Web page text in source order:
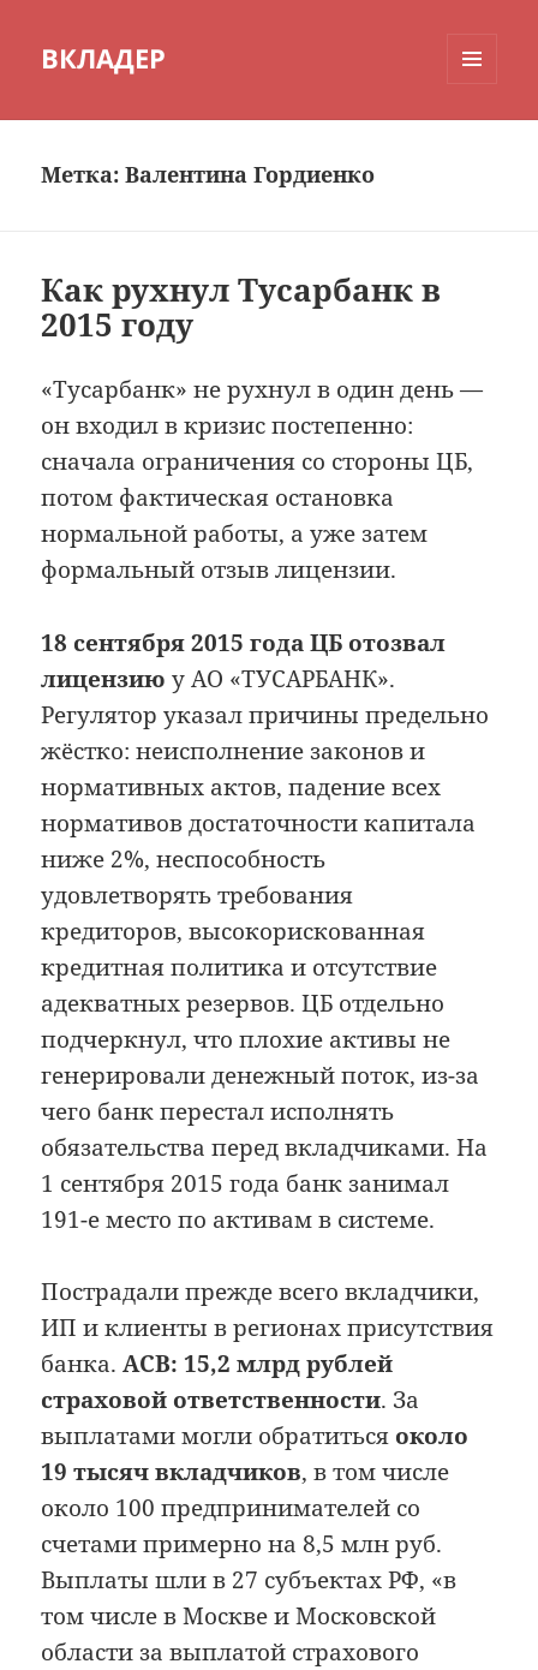
ВКЛАДЕР
Метка:Валентина Гордиенко
Как рухнул Тусарбанк в
2015 году
«Тусарбанк» не рухнул в один день —
он входил в кризис постепенно:
сначала ограничения со стороны ЦБ,
потом фактическая остановка
нормальной работы, а уже затем
формальный отзыв лицензии.
18 сентября 2015 года ЦБ отозвал
лицензию у АО «ТУСАРБАНК».
Регулятор указал причины предельно
жёстко: неисполнение законов и
нормативных актов, падение всех
нормативов достаточности капитала
ниже 2%, неспособность
удовлетворять требования
кредиторов, высокорискованная
кредитная политика и отсутствие
адекватных резервов. ЦБ отдельно
подчеркнул, что плохие активы не
генерировали денежный поток, из-за
чего банк перестал исполнять
обязательства перед вкладчиками. На
1 сентября 2015 года банк занимал
191-е место по активам в системе.
Пострадали прежде всего вкладчики,
ИП и клиенты в регионах присутствия
банка.АСВ: 15,2 млрд рублей
страховой ответственности. За
выплатами могли обратиться около
19 тысяч вкладчиков, в том числе
около 100 предпринимателей со
счетами примерно на 8,5 млн руб.
Выплаты шли в 27 субъектах РФ, «в
том числе в Москве и Московской
области за выплатой страхового